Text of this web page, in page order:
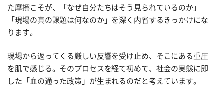
た摩擦こそが、「なぜ自分たちはそう見られているのか」
「現場の真の課題は何なのか」を深く内省するきっかけにな
ります。
現場から返ってくる厳しい反響を受け止め、そこにある重圧
を肌で感じる。そのプロセスを経て初めて、社会の実態に即
した「血の通った政策」が生まれるのだと考えています。